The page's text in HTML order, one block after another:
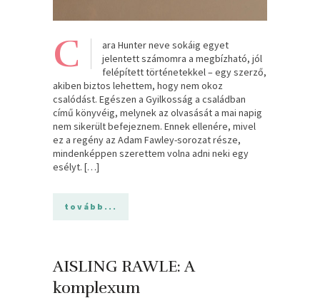
C
ara Hunter neve sokáig egyet
jelentett számomra a megbízható, jól
felépített történetekkel – egy szerző,
akiben biztos lehettem, hogy nem okoz
csalódást. Egészen a Gyilkosság a családban
című könyvéig, melynek az olvasását a mai napig
nem sikerült befejeznem. Ennek ellenére, mivel
ez a regény az Adam Fawley-sorozat része,
mindenképpen szerettem volna adni neki egy
esélyt. […]
tovább...
AISLING RAWLE: A ​
komplexum